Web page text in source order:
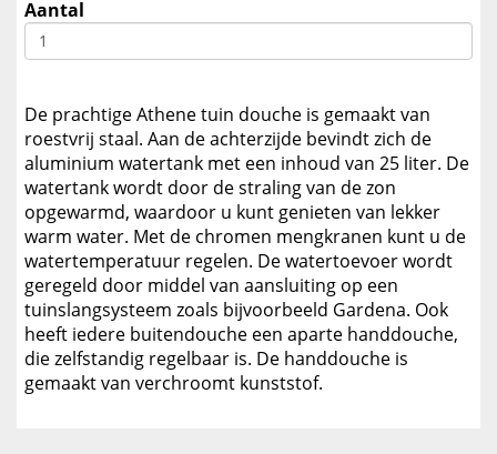
Aantal
De prachtige Athene tuin douche is gemaakt van
roestvrij staal. Aan de achterzijde bevindt zich de
aluminium watertank met een inhoud van 25 liter. De
watertank wordt door de straling van de zon
opgewarmd, waardoor u kunt genieten van lekker
warm water. Met de chromen mengkranen kunt u de
watertemperatuur regelen. De watertoevoer wordt
geregeld door middel van aansluiting op een
tuinslangsysteem zoals bijvoorbeeld Gardena. Ook
heeft iedere buitendouche een aparte handdouche,
die zelfstandig regelbaar is. De handdouche is
gemaakt van verchroomt kunststof.